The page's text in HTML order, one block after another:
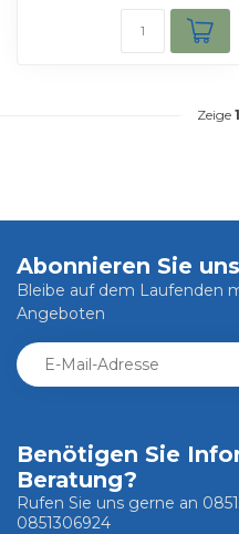
Zeige 1
Benötigen Sie
Beratung?
Rufen Sie uns gerne an
0851306924
Abonnieren Sie
Bleibe auf dem Laufenden
Angeboten